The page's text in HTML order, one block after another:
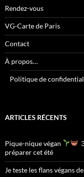
Rendez-vous
VG-Carte de Paris
Contact
À propos…
Politique de
ARTICLES RÉCENTS
Pique-nique végan
préparer cet été
Je teste les flans végans